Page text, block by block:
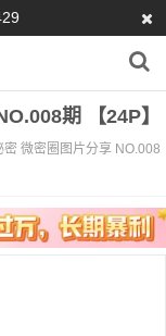
期 【24P】
微密圈图片分享 NO.008